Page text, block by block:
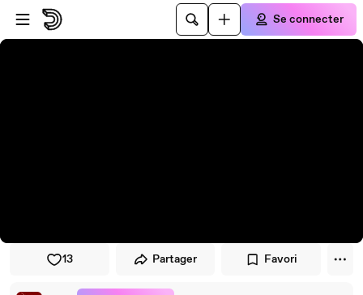
Passer au player
Passer au contenu principal
Se connecter
13 Partager Favori